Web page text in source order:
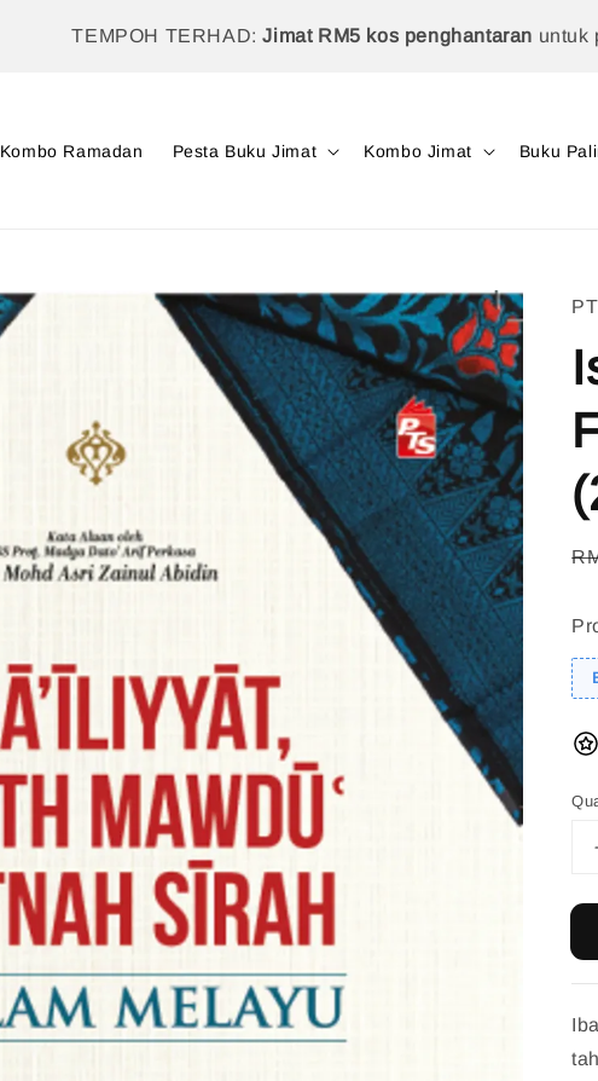
TEMPOH TERHAD:Jimat RM5 kos penghantaran untuk
Kombo Ramadan Pesta Buku Jimat Kombo Jimat Buku